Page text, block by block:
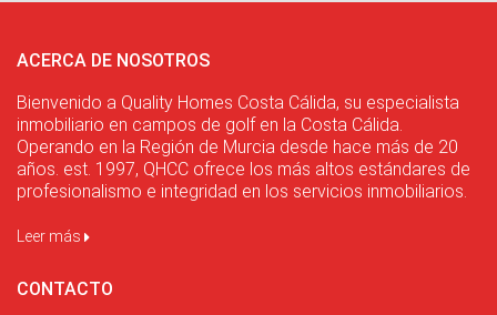
ACERCA DE NOSOTROS
Bienvenido a Quality Homes Costa Cálida, su especialista
inmobiliario en campos de golf en la Costa Cálida.
Operando en la Región de Murcia desde hace más de 20
años. est. 1997, QHCC ofrece los más altos estándares de
profesionalismo e integridad en los servicios inmobiliarios.
Leer más
CONTACTO